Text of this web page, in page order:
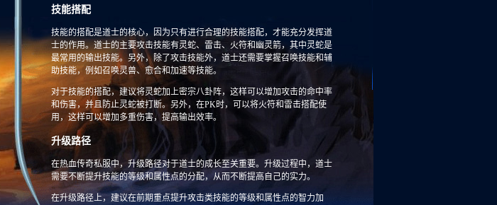
技能搭配
技能的搭配是道士的核心，因为只有进行合理的技能搭配，才能充分发挥道
士的作用。道士的主要攻击技能有灵蛇、雷击、火符和幽灵箭，其中灵蛇是
最常用的输出技能。另外，除了攻击技能外，道士还需要掌握召唤技能和辅
助技能，例如召唤灵兽、愈合和加速等技能。
对于技能的搭配，建议将灵蛇加上密宗八卦阵，这样可以增加攻击的命中率
和伤害，并且防止灵蛇被打断。另外，在PK时，可以将火符和雷击搭配使
用，这样可以增加多重伤害，提高输出效率。
升级路径
在热血传奇私服中，升级路径对于道士的成长至关重要。升级过程中，道士
需要不断提升技能的等级和属性点的分配，从而不断提高自己的实力。
在升级路径上，建议在前期重点提升攻击类技能的等级和属性点的智力加